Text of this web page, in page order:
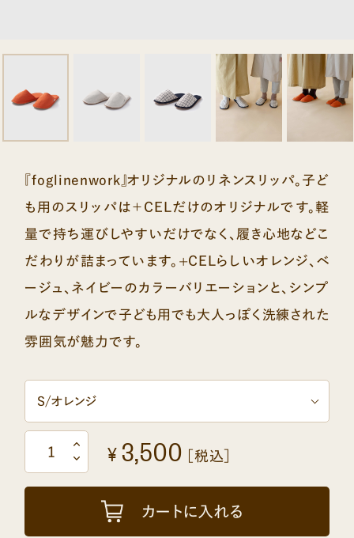
『foglinenwork』オリジナルのリネンスリッパ。子ど
も用のスリッパは＋CELだけのオリジナルです。軽
量で持ち運びしやすいだけでなく、履き心地などこ
だわりが詰まっています。+CELらしいオレンジ、ベ
ージュ、ネイビーのカラーバリエーションと、シンプ
ルなデザインで子ども用でも大人っぽく洗練された
雰囲気が魅力です。
¥ 3,500 ［税込］